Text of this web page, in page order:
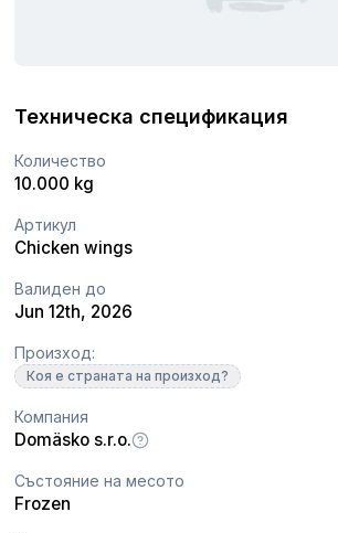
Техническа спецификация
Количество
10.000 kg
Артикул
Chicken wings
Валиден до
Jun 12th, 2026
Произход:
Коя е страната на произход?
Компания
Domäsko s.r.o.
Състояние на месото
Frozen